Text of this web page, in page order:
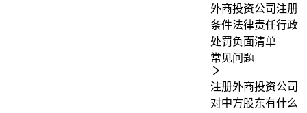
外商投资公司注册
条件法律责任行政
处罚负面清单
常见问题
注册外商投资公司
对中方股东有什么